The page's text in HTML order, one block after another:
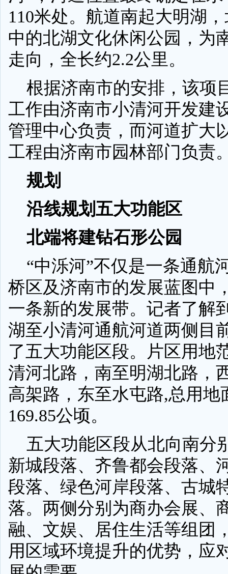
110米处。航道南起大明湖
中的北湖文化休闲公园，为
走向，全长约2.2公里。
根据济南市的安排，该项
工作由济南市小清河开发建
管理中心负责，而河道扩大
工程由济南市园林部门负责
规划
沿线规划五大功能区
北端将建钻石形公园
“中泺河”不仅是一条通航
桥区及济南市的发展蓝图中
一条新的发展带。记者了解
湖至小清河通航河道两侧目
了五大功能区段。片区用地
清河北路，南至明湖北路，
高架路，东至水屯路,总用地
169.85公顷。
五大功能区段从北向南分
新城段落、齐鲁都会段落、
段落、绿色河岸段落、古城
落。两侧分别为商办会展、
融、文娱、居住生活等组团
用区域环境提升的优势，应